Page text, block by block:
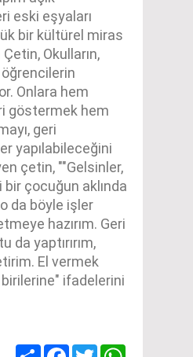
eski eşyaları
bir kültürel miras
Okulların,
Onlara hem
göstermek hem
geri
yapılabileceğini
çetin, ""Gelsinler,
bir çocuğun aklında
da böyle işler
hazırım. Geri
da yaptırırım,
El vermek
ifadelerini
Share Facebook
Twitter